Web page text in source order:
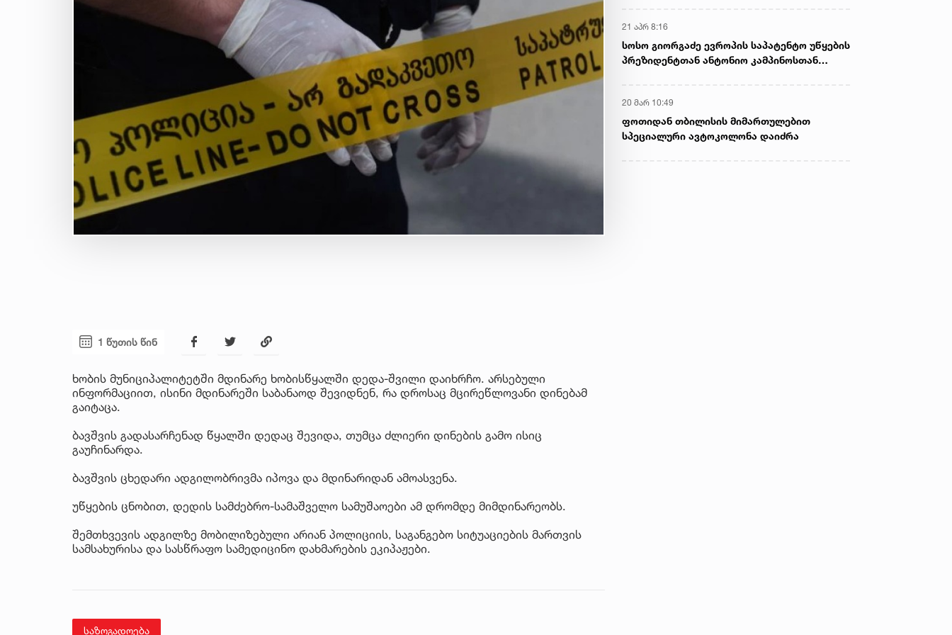
1 წუთის წინ
ხობის მუნიციპალიტეტში მდინარე ხობისწყალში დედა-შვილი დაიხრჩო. არსებული
ინფორმაციით, ისინი მდინარეში საბანაოდ შევიდნენ, რა დროსაც მცირეწლოვანი დინებამ
გაიტაცა.
ბავშვის გადასარჩენად წყალში დედაც შევიდა, თუმცა ძლიერი დინების გამო ისიც
გაუჩინარდა.
ბავშვის ცხედარი ადგილობრივმა იპოვა და მდინარიდან ამოასვენა.
უწყების ცნობით, დედის სამძებრო-სამაშველო სამუშაოები ამ დრომდე მიმდინარეობს.
შემთხვევის ადგილზე მობილიზებული არიან პოლიციის, საგანგებო სიტუაციების მართვის
სამსახურისა და სასწრაფო სამედიცინო დახმარების ეკიპაჟები.
საზოგადოება
21 აპრ 8:16
სოსო გიორგაძე ევროპის საპატენტო უწყების
პრეზიდენტთან ანტონიო კამპინოსთან
20 მარ 10:49
ფოთიდან თბილისის მიმართულებით
სპეციალური ავტოკოლონა დაიძრა